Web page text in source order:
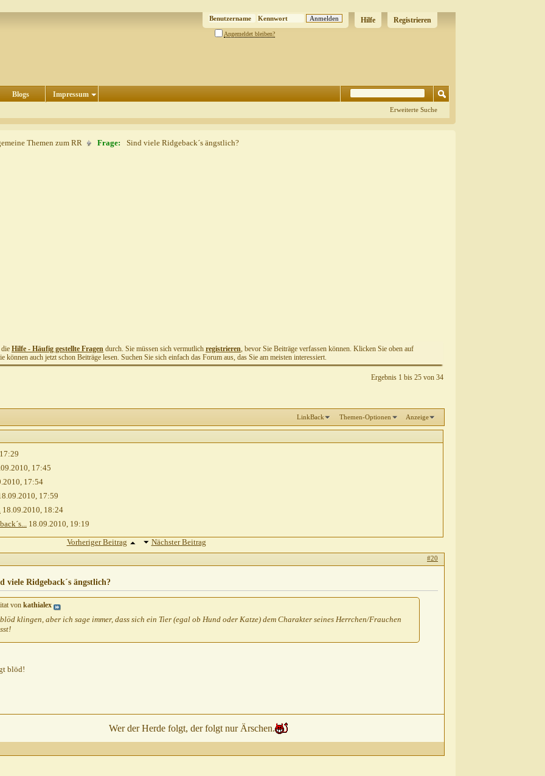
Registrieren
Hilfe
Angemeldet bleiben?
Blogs Impressum
Erweiterte Suche
Themen zum RR Frage: Sind viele Ridgeback´s ängstlich?
Hilfe - Häufig gestellte Fragen durch. Sie müssen sich vermutlich registrieren, bevor Sie Beiträge verfassen können. Klicken Sie oben auf
können auch jetzt schon Beiträge lesen. Suchen Sie sich einfach das Forum aus, das Sie am meisten interessiert.
Ergebnis 1 bis 25 von 34
LinkBack Themen-Optionen Anzeige
17:29
17:45
17:54
17:59
18.09.2010, 18:24
18.09.2010, 19:19
19:28
21:37
22:20
22:23
22:32
Vorheriger Beitrag Nächster Beitrag
#20
viele Ridgeback´s ängstlich?
von kathialex
klingen, aber ich sage immer, dass sich ein Tier (egal ob Hund oder Katze) dem Charakter seines Herrchen/Frauchen
blöd!
Wer der Herde folgt, der folgt nur Ärschen.